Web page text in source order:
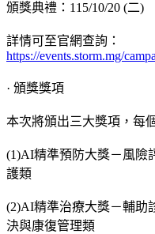
頒獎典禮：115/10/20 (二)
詳情可至官網查詢：
https://events.storm.mg/
· 頒獎獎項
本次將頒出三大獎項，每
(1)AI精準預防大獎－風險
護類
(2)AI精準治療大獎－輔助
決與康復管理類